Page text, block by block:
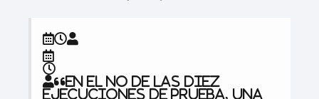
“En el no de las diez
ejecuciones de prueba, una